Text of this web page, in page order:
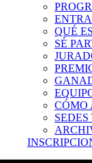
QUÉ
SÉ
CÓMO